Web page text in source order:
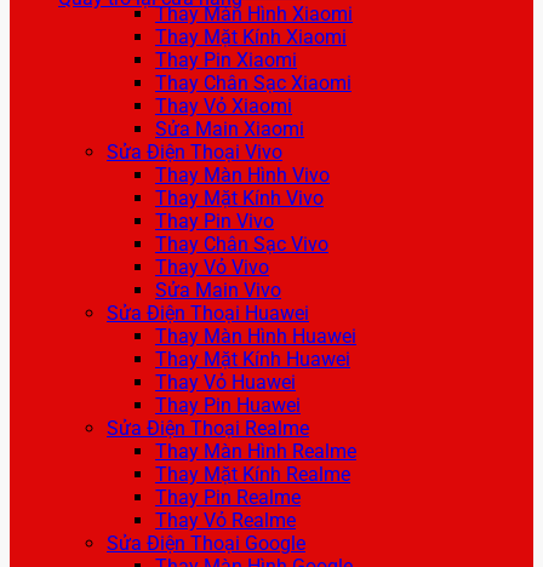
Thay Màn Hình Xiaomi
Thay Mặt Kính Xiaomi
Thay Pin Xiaomi
Thay Chân Sạc Xiaomi
Thay Vỏ Xiaomi
Sửa Main Xiaomi
Sửa Điện Thoại Vivo
Thay Màn Hình Vivo
Thay Mặt Kính Vivo
Thay Pin Vivo
Thay Chân Sạc Vivo
Thay Vỏ Vivo
Sửa Main Vivo
Sửa Điện Thoại Huawei
Thay Màn Hình Huawei
Thay Mặt Kính Huawei
Thay Vỏ Huawei
Thay Pin Huawei
Sửa Điện Thoại Realme
Thay Màn Hình Realme
Thay Mặt Kính Realme
Thay Pin Realme
Thay Vỏ Realme
Sửa Điện Thoại Google